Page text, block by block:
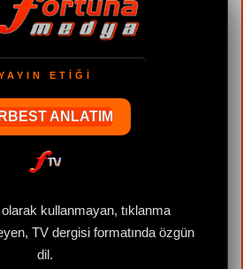
YILLIK GÜVEN
ANLATIM
kullanmayan, tıklanma
TV dergisi formatında özgün
dil.